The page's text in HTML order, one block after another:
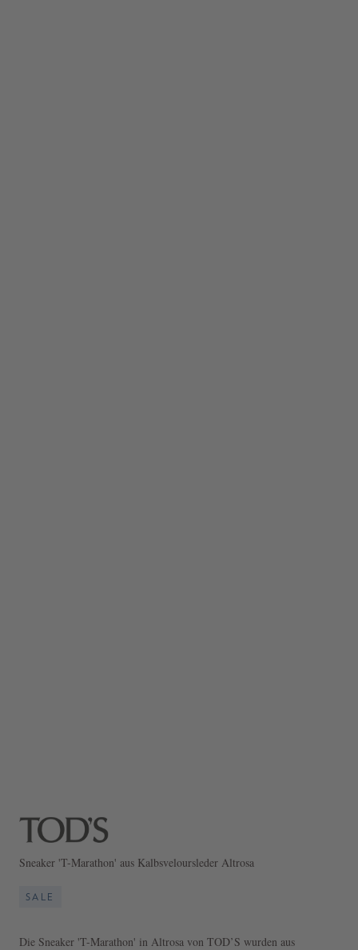
Sneaker 'T-Marathon' aus Kalbsveloursleder Altrosa
SALE
Die Sneaker 'T-Marathon' in Altrosa von TOD’S wurden aus